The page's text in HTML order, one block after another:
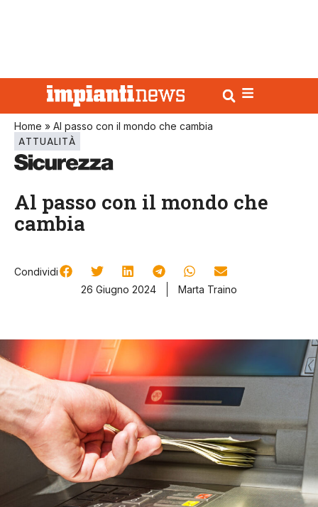
Home » Al passo con il mondo che cambia
ATTUALITÀ
Al passo con il mondo che
cambia
Condividi
26 Giugno 2024
Marta Traino